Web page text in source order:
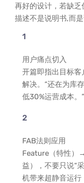
再好的设计，若缺
描述不是说明书,而是
用户痛点切入
开篇即指出目标
解决。“还在为库
低30%运营成本。”
FAB法则应用
Feature（特性）
益），不要只说“
机带来超静音运